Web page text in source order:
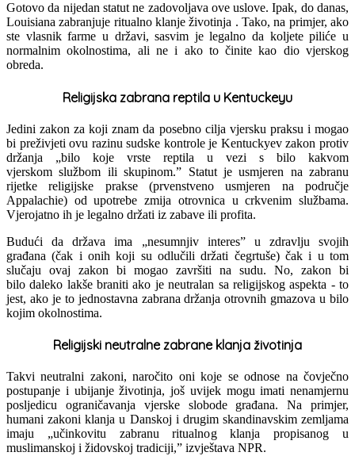
Gotovo da nijedan statut ne zadovoljava ove uslove. Ipak, do danas,
Louisiana zabranjuje ritualno klanje životinja . Tako, na primjer, ako
ste vlasnik farme u državi, sasvim je legalno da koljete piliće u
normalnim okolnostima, ali ne i ako to činite kao dio vjerskog
obreda.
Religijska zabrana reptila u Kentuckeyu
Jedini zakon za koji znam da posebno cilja vjersku praksu i mogao
bi preživjeti ovu razinu sudske kontrole je Kentuckyev zakon protiv
držanja „bilo koje vrste reptila u vezi s bilo kakvom
vjerskom službom ili skupinom.” Statut je usmjeren na zabranu
rijetke religijske prakse (prvenstveno usmjeren na područje
Appalachie) od upotrebe zmija otrovnica u crkvenim službama.
Vjerojatno ih je legalno držati iz zabave ili profita.
Budući da država ima „nesumnjiv interes” u zdravlju svojih
građana (čak i onih koji su odlučili držati čegrtuše) čak i u tom
slučaju ovaj zakon bi mogao završiti na sudu. No, zakon bi
bilo daleko lakše braniti ako je neutralan sa religijskog aspekta - to
jest, ako je to jednostavna zabrana držanja otrovnih gmazova u bilo
kojim okolnostima.
Religijski neutralne zabrane klanja životinja
Takvi neutralni zakoni, naročito oni koje se odnose na čovječno
postupanje i ubijanje životinja, još uvijek mogu imati nenamjernu
posljedicu ograničavanja vjerske slobode građana. Na primjer,
humani zakoni klanja u Danskoj i drugim skandinavskim zemljama
imaju „učinkovitu zabranu ritualnog klanja propisanog u
muslimanskoj i židovskoj tradiciji,” izvještava NPR.